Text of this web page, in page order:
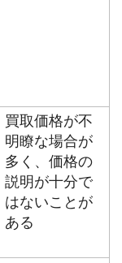
買取価格が不
明瞭な場合が
多く、価格の
説明が十分で
はないことが
ある